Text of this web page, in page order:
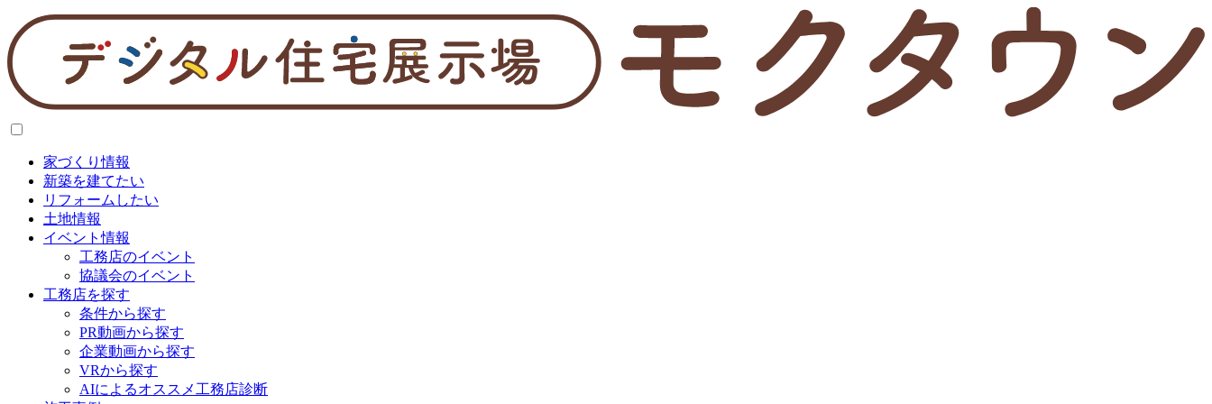
家づくり情報
新築を建てたい
リフォームしたい
土地情報
イベント情報
工務店のイベント
協議会のイベント
工務店を探す
条件から探す
PR動画から探す
企業動画から探す
VRから探す
AIによるオススメ工務店診断